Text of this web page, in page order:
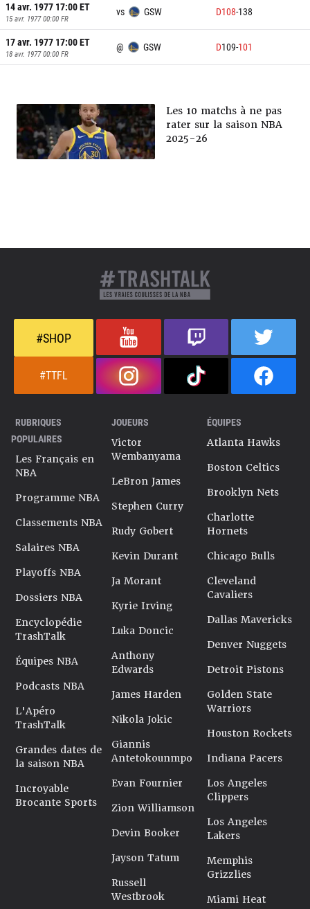
14 avr. 1977 17:00ET
15 avr. 1977 00:00 FR
vs GSW D108-138
17 avr. 1977 17:00ET
18 avr. 1977 00:00 FR
@ GSW D109-101
Les 10 matchs à ne pas
rater sur la saison NBA
2025-26
#SHOP
#TTFL
RUBRIQUES
POPULAIRES
Les Français en
NBA
Programme NBA
Classements NBA
Salaires NBA
Playoffs NBA
Dossiers NBA
Encyclopédie
TrashTalk
Équipes NBA
Podcasts NBA
L'Apéro
TrashTalk
Grandes dates de
la saison NBA
Incroyable
Brocante Sports
JOUEURS
Victor
Wembanyama
LeBron James
Stephen Curry
Rudy Gobert
Kevin Durant
Ja Morant
Kyrie Irving
Luka Doncic
Anthony
Edwards
James Harden
Nikola Jokic
Giannis
Antetokounmpo
Evan Fournier
Zion Williamson
Devin Booker
Jayson Tatum
Russell
Westbrook
ÉQUIPES
Atlanta Hawks
Boston Celtics
Brooklyn Nets
Charlotte
Hornets
Chicago Bulls
Cleveland
Cavaliers
Dallas Mavericks
Denver Nuggets
Detroit Pistons
Golden State
Warriors
Houston Rockets
Indiana Pacers
Los Angeles
Clippers
Los Angeles
Lakers
Memphis
Grizzlies
Miami Heat